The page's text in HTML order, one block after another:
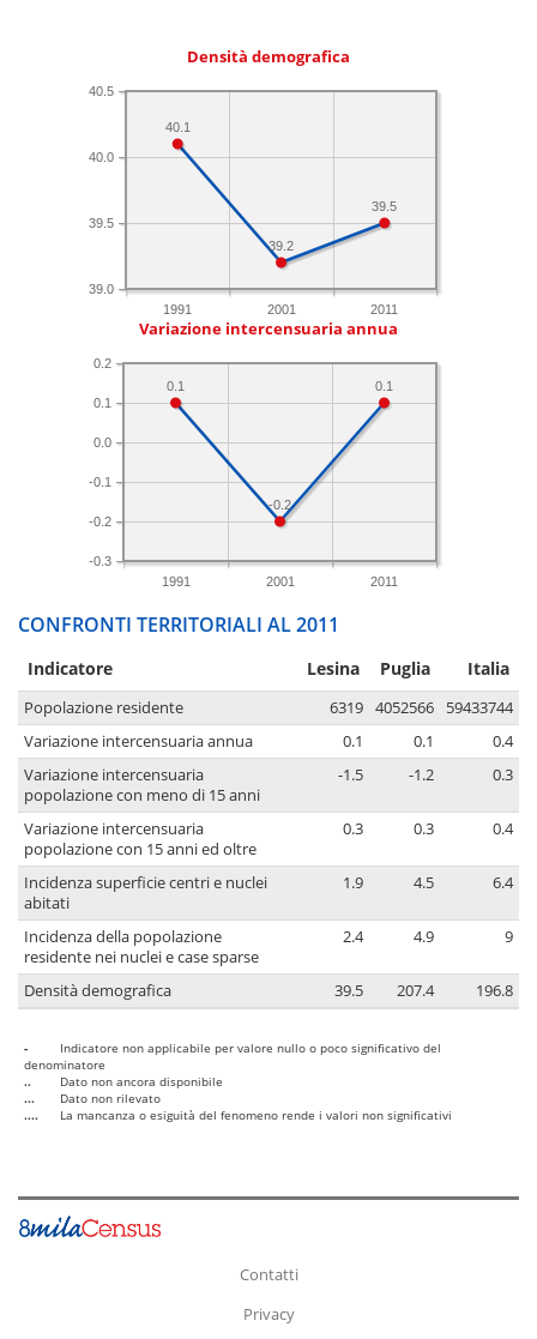
Densità demografica
1991 2001 2011
39.0
39.5
40.0
40.5
39.5
39.2
40.1
Variazione intercensuaria annua
1991 2001 2011
-0.3
-0.2
-0.1
0.0
0.1
0.2
0.1
-0.2
0.1
CONFRONTI TERRITORIALI AL 2011
Indicatore Lesina Puglia Italia
Popolazione residente 6319 4052566
59433744
Variazione intercensuaria annua
0.1 0.1
0.4
Variazione intercensuaria
popolazione con meno di 15 anni
-1.5 -1.2 0.3
Variazione intercensuaria
popolazione con 15 anni ed oltre
0.3 0.3 0.4
Incidenza superficie centri e nuclei
abitati
1.9 4.5 6.4
Incidenza della popolazione
residente nei nuclei e case sparse
2.4 4.9 9
Densità demografica 39.5 207.4 196.8
-
Indicatore non applicabile per valore nullo o poco significativo del
denominatore
..
Dato non ancora disponibile
...
Dato non rilevato
....
La mancanza o esiguità del fenomeno rende i valori non significativi
Contatti
Privacy